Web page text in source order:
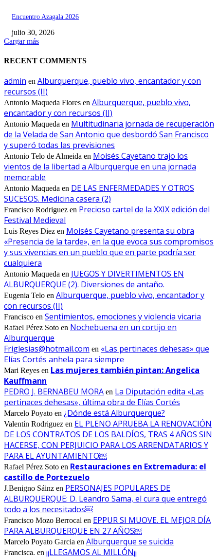
Encuentro Azagala 2026
julio 30, 2026
Cargar más
RECENT COMMENTS
admin en Alburquerque, pueblo vivo, encantador y con
recursos (II)
Antonio Maqueda Flores en Alburquerque, pueblo vivo,
encantador y con recursos (II)
Antonio Maqueda en Multitudinaria jornada de recuperación
de la Velada de San Antonio que desbordó San Francisco
y superó todas las previsiones
Antonio Telo de Almeida en Moisés Cayetano trajo los
vientos de la libertad a Alburquerque en una jornada
memorable
Antonio Maqueda en DE LAS ENFERMEDADES Y OTROS
SUCESOS. Medicina casera (2)
Francisco Rodriguez en Precioso cartel de la XXIX edición del
Festival Medieval
Luis Reyes Diez en Moisés Cayetano presenta su obra
«Presencia de la tarde», en la que evoca sus compromisos
y sus vivencias en un pueblo que en parte podría ser
cualquiera
Antonio Maqueda en JUEGOS Y DIVERTIMENTOS EN
ALBURQUERQUE (2). Diversiones de antaño.
Eugenia Telo en Alburquerque, pueblo vivo, encantador y
con recursos (II)
Francisco en Sentimientos, emociones y violencia vicaria
Rafael Pérez Soto en Nochebuena en un cortijo en
Alburquerque
Friglesias@hotmail.com en «Las pertinaces dehesas» que
Elías Cortés anhela para siempre
Mari Reyes en Las mujeres también pintan: Angelica
Kauffmann
PEDRO J. BERNABEU MORA en La Diputación edita «Las
pertinaces dehesas», última obra de Elías Cortés
Marcelo Poyato en ¿Dónde está Alburquerque?
Valentín Rodriguez en EL PLENO APRUEBA LA RENOVACIÓN
DE LOS CONTRATOS DE LOS BALDÍOS, TRAS 4 AÑOS SIN
HACERSE, CON PERJUICIO PARA LOS ARRENDATARIOS Y
PARA EL AYUNTAMIENTO￼
Rafael Pérez Soto en Restauraciones en Extremadura: el
castillo de Portezuelo
J.Benigno Sáinz en PERSONAJES POPULARES DE
ALBURQUERQUE: D. Leandro Sama, el cura que entregó
todo a los necesitados￼
Francisco Mozo Berrocal en EPPUR SI MUOVE. EL MEJOR DÍA
PARA ALBURQUERQUE EN 27 AÑOS￼
Marcelo Poyato Garcia en Alburquerque se suicida
Francisca. en ¡¡LLEGAMOS AL MILLÓN¡¡